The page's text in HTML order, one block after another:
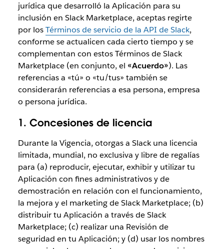
jurídica que desarrolló la Aplicación para su
inclusión en Slack Marketplace, aceptas regirte
por losTérminos de servicio de la API de Slack,
conforme se actualicen cada cierto tiempo y se
complementan con estos Términos de Slack
Marketplace (en conjunto, el «Acuerdo»). Las
referencias a «tú» o «tu/tus» también se
considerarán referencias a esa persona, empresa
o persona jurídica.
1. Concesiones de licencia
Durante la Vigencia, otorgas a Slack una licencia
limitada, mundial, no exclusiva y libre de regalías
para (a) reproducir, ejecutar, exhibir y utilizar tu
Aplicación con fines administrativos y de
demostración en relación con el funcionamiento,
la mejora y el marketing de Slack Marketplace; (b)
distribuir tu Aplicación a través de Slack
Marketplace; (c) realizar una Revisión de
seguridad en tu Aplicación; y (d) usar los nombres